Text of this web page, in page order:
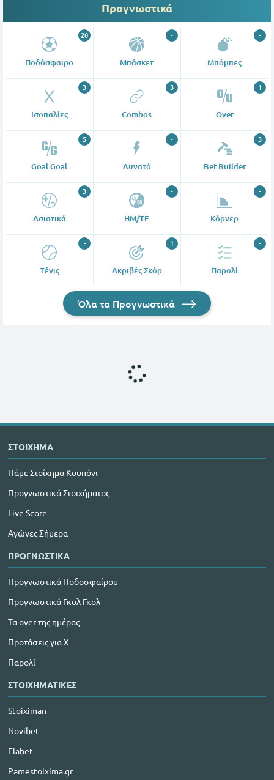
Προγνωστικά
Ποδόσφαιρο
20
Μπάσκετ
-
Μπόμπες
-
Ισοπαλίες
3
Combos
3
Over
1
Goal Goal
5
Δυνατό
-
Bet Builder
3
Ασιατικά
3
ΗΜ/ΤΕ
-
Κόρνερ
-
Tένις
-
Ακριβές Σκόρ
1
Παρολί
-
Όλα τα Προγνωστικά
ΣΤΟΙΧΗΜΑ
Πάμε Στοίχημα Κουπόνι
Προγνωστικά Στοιχήματος
Live Score
Αγώνες Σήμερα
ΠΡΟΓΝΩΣΤΙΚΑ
Προγνωστικά Ποδοσφαίρου
Προγνωστικά Γκολ Γκολ
Τα over της ημέρας
Προτάσεις για Χ
Παρολί
ΣΤΟΙΧΗΜΑΤΙΚΕΣ
Stoiximan
Novibet
Elabet
Pamestoixima.gr